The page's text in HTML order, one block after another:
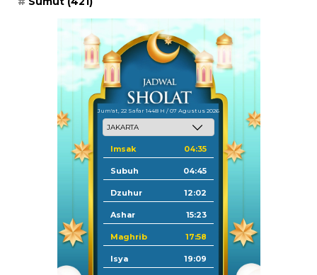
Jum'at, 22 Safar 1448 H / 07 Agustus 2026
Imsak 04:35
Subuh 04:45
Dzuhur 12:02
Ashar 15:23
Maghrib 17:58
Isya 19:09